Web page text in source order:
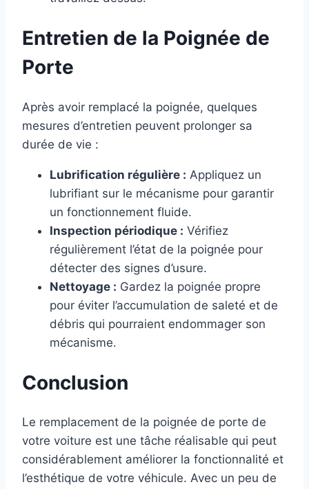
Entretien de la Poignée de
Porte
Après avoir remplacé la poignée, quelques
mesures d’entretien peuvent prolonger sa
durée de vie :
Lubrification régulière : Appliquez un
lubrifiant sur le mécanisme pour garantir
un fonctionnement fluide.
Inspection périodique : Vérifiez
régulièrement l’état de la poignée pour
détecter des signes d’usure.
Nettoyage : Gardez la poignée propre
pour éviter l’accumulation de saleté et de
débris qui pourraient endommager son
mécanisme.
Conclusion
Le remplacement de la poignée de porte de
votre voiture est une tâche réalisable qui peut
considérablement améliorer la fonctionnalité et
l’esthétique de votre véhicule. Avec un peu de